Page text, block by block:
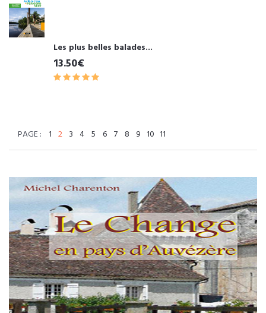
Les plus belles balades...
13.50€
PAGE : 1 2 3 4 5 6 7 8 9 10 11